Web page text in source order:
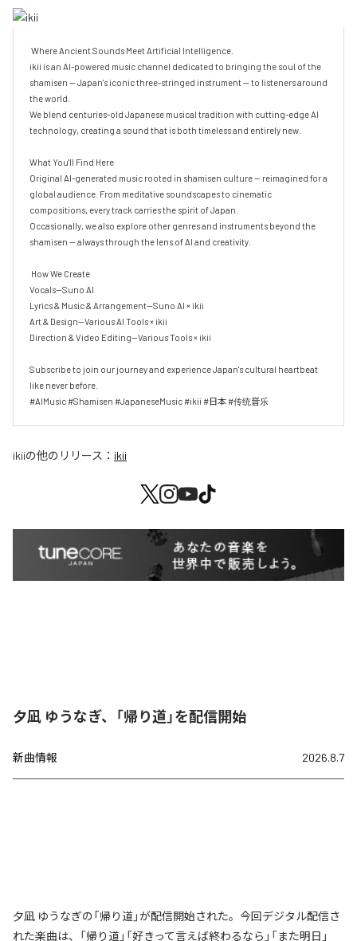
ikii is an AI-powered music channel dedicated to bringing the soul of the
shamisen — Japan's iconic three-stringed instrument — to listeners around
the world.
We blend centuries-old Japanese musical tradition with cutting-edge AI
technology, creating a sound that is both timeless and entirely new.
What You'll Find Here
Original AI-generated music rooted in shamisen culture — reimagined for a
global audience. From meditative soundscapes to cinematic
compositions, every track carries the spirit of Japan.
Occasionally, we also explore other genres and instruments beyond the
shamisen — always through the lens of AI and creativity.
Vocals—Suno AI
Lyrics & Music & Arrangement—Suno AI × ikii
Art & Design—Various AI Tools × ikii
Direction & Video Editing—Various Tools × ikii
Subscribe to join our journey and experience Japan's cultural heartbeat
like never before.
#AIMusic #Shamisen #JapaneseMusic #ikii #日本 #传统音乐
ikiiの他のリリース： ikii
夕凪 ゆうなぎ、「帰り道」を配信開始
新曲情報 2026.8.7
夕凪 ゆうなぎの「帰り道」が配信開始された。今回デジタル配信さ
れた楽曲は、「帰り道」「好きって言えば終わるなら」「また明日」